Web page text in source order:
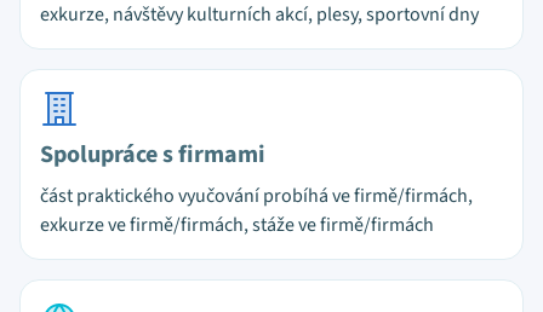
exkurze, návštěvy kulturních akcí, plesy, sportovní dny
Spolupráce s firmami
část praktického vyučování probíhá ve firmě/firmách,
exkurze ve firmě/firmách, stáže ve firmě/firmách